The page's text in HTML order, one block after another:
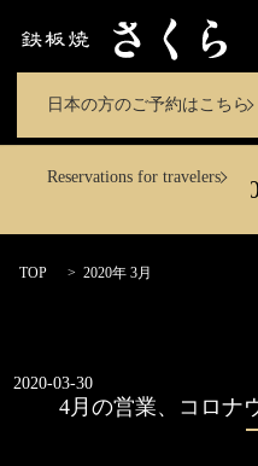
日本の方のご予約はこちら
Reservations for travelers
TOP 2020年 3月
2020-03-30
4月の営業、コロナ